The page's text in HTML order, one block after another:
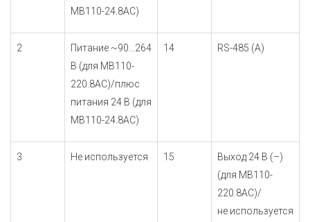
МВ110-24.8АС)
2
Питание ~90...264
В (для МВ110-
220.8АС)/плюс
питания 24 В (для
МВ110-24.8АС)
14 RS-485 (A)
3 Не используется 15
Выход 24 В (–)
(для МВ110-
220.8АС)/
не используется